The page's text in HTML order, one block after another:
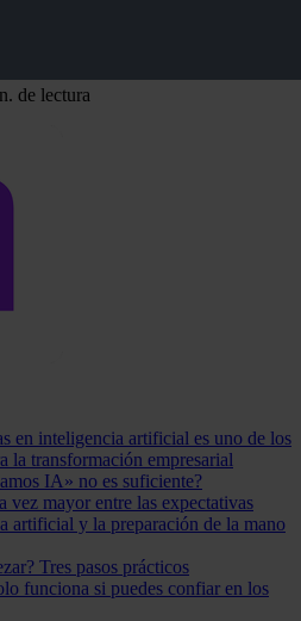
de lectura
en inteligencia artificial es uno de los
la transformación empresarial
IA» no es suficiente?
vez mayor entre las expectativas
artificial y la preparación de la mano
Tres pasos prácticos
funciona si puedes confiar en los